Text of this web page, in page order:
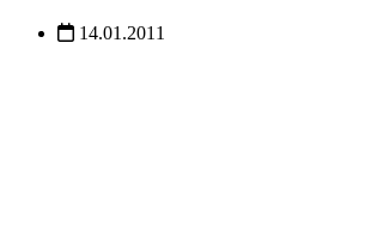
14.01.2011